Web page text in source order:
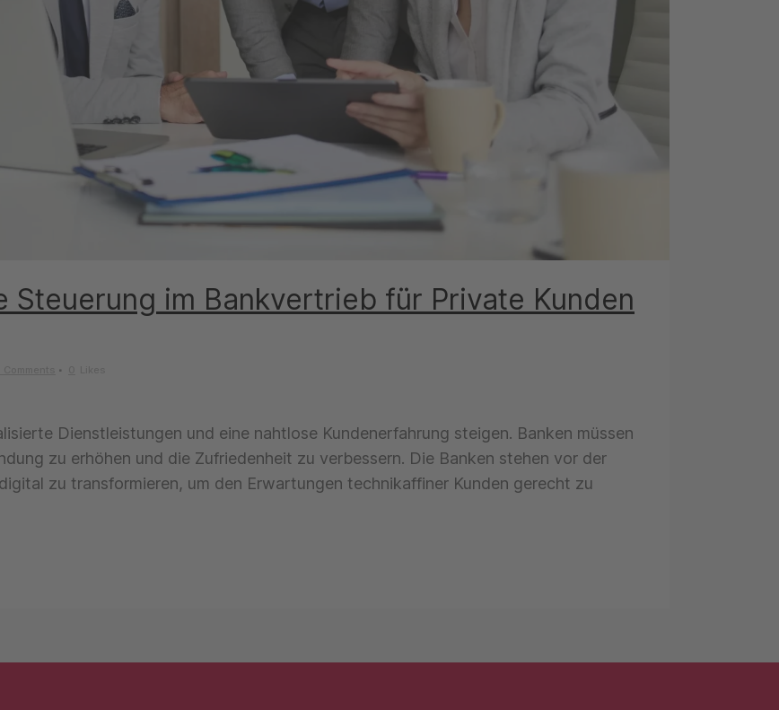
Steuerung im Bankvertrieb für Private Kunden
Dienstleistungen und eine nahtlose Kundenerfahrung steigen. Banken müssen
zu erhöhen und die Zufriedenheit zu verbessern. Die Banken stehen vor der
zu transformieren, um den Erwartungen technikaffiner Kunden gerecht zu